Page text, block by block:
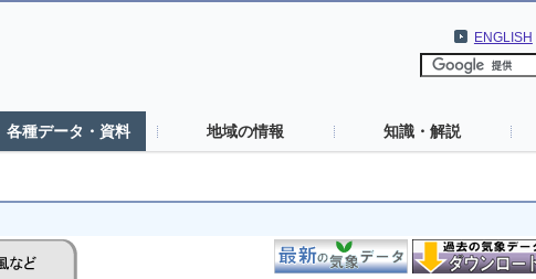
ENGLISH
各種データ・資料 地域の情報 知識・解説